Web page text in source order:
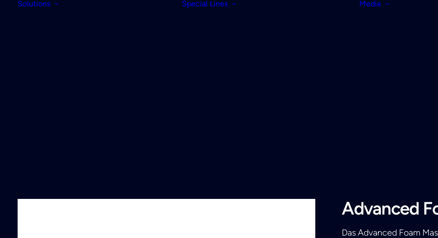
Solutions Special Lines Media
Advanced
Das Advanced Foam